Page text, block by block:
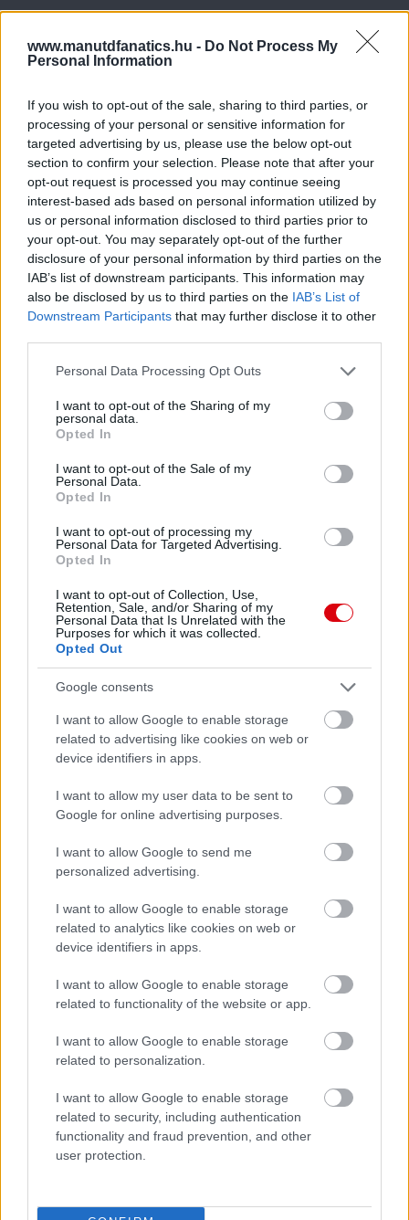
www.manutdfanatics.hu - Do Not Process My
Personal Information
If you wish to opt-out of the sale, sharing to third parties, or
processing of your personal or sensitive information for
targeted advertising by us, please use the below opt-out
section to confirm your selection. Please note that after your
opt-out request is processed you may continue seeing
interest-based ads based on personal information utilized by
us or personal information disclosed to third parties prior to
your opt-out. You may separately opt-out of the further
disclosure of your personal information by third parties on the
IAB’s list of downstream participants. This information may
also be disclosed by us to third parties on the IAB’s List of
Downstream Participants that may further disclose it to other
Please note that this website/app uses one or more Google
not limited to your visit or usage behaviour. You may click to
grant or deny consent to Google and its third-party tags to
use your data for below specified purposes in below Google
consent section.
Personal Data Processing Opt Outs
I want to opt-out of the Sharing of my
personal data.
Opted In
I want to opt-out of the Sale of my
Personal Data.
Opted In
I want to opt-out of processing my
Personal Data for Targeted Advertising.
Opted In
I want to opt-out of Collection, Use,
Retention, Sale, and/or Sharing of my
Personal Data that Is Unrelated with the
Purposes for which it was collected.
Opted Out
Google consents
I want to allow Google to enable storage
related to advertising like cookies on web or
device identifiers in apps.
I want to allow my user data to be sent to
Google for online advertising purposes.
I want to allow Google to send me
personalized advertising.
I want to allow Google to enable storage
related to analytics like cookies on web or
device identifiers in apps.
I want to allow Google to enable storage
related to functionality of the website or app.
I want to allow Google to enable storage
related to personalization.
I want to allow Google to enable storage
related to security, including authentication
functionality and fraud prevention, and other
user protection.
Meccs Center
Paris Saint-Germainvs
Manchester United
Nya Ullevi, Göteborg
2026-08-08 17:00
Leeds UnitedvsManchester United
AC MilanvsManchester United2026-08-15 18:00
ELŐZŐ MÉRKŐZÉSEK
Támogatás
Támogasd adományoddal
Kapcsolódó hírek
LUKE SHAW
LUKE SHAW A UNITED EGYIK
CSATLAKOZOTT